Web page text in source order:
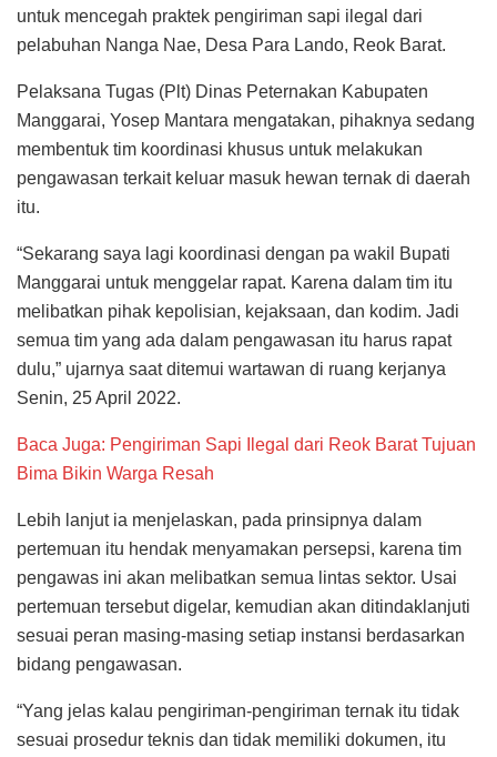
untuk mencegah praktek pengiriman sapi ilegal dari
pelabuhan Nanga Nae, Desa Para Lando, Reok Barat.
Pelaksana Tugas (Plt) Dinas Peternakan Kabupaten
Manggarai, Yosep Mantara mengatakan, pihaknya sedang
membentuk tim koordinasi khusus untuk melakukan
pengawasan terkait keluar masuk hewan ternak di daerah
itu.
“Sekarang saya lagi koordinasi dengan pa wakil Bupati
Manggarai untuk menggelar rapat. Karena dalam tim itu
melibatkan pihak kepolisian, kejaksaan, dan kodim. Jadi
semua tim yang ada dalam pengawasan itu harus rapat
dulu,” ujarnya saat ditemui wartawan di ruang kerjanya
Senin, 25 April 2022.
Baca Juga: Pengiriman Sapi Ilegal dari Reok Barat Tujuan
Bima Bikin Warga Resah
Lebih lanjut ia menjelaskan, pada prinsipnya dalam
pertemuan itu hendak menyamakan persepsi, karena tim
pengawas ini akan melibatkan semua lintas sektor. Usai
pertemuan tersebut digelar, kemudian akan ditindaklanjuti
sesuai peran masing-masing setiap instansi berdasarkan
bidang pengawasan.
“Yang jelas kalau pengiriman-pengiriman ternak itu tidak
sesuai prosedur teknis dan tidak memiliki dokumen, itu